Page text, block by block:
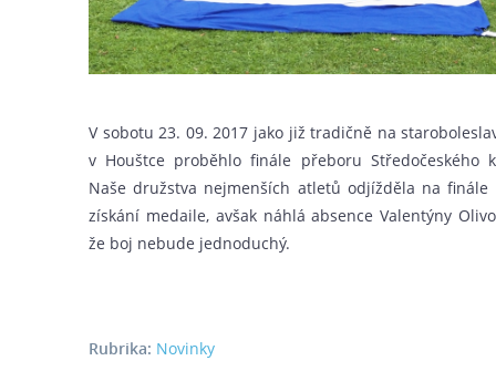
V sobotu 23. 09. 2017 jako již tradičně na
v Houštce proběhlo finále přeboru Středočeského
Naše družstva nejmenších atletů odjížděla na
získání medaile, avšak náhlá absence Valentýny
že boj nebude jednoduchý.
Rubrika: Novinky